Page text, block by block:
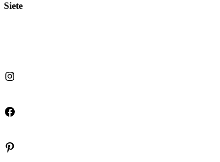
Siete
Instagram
Facebook
Pinterest